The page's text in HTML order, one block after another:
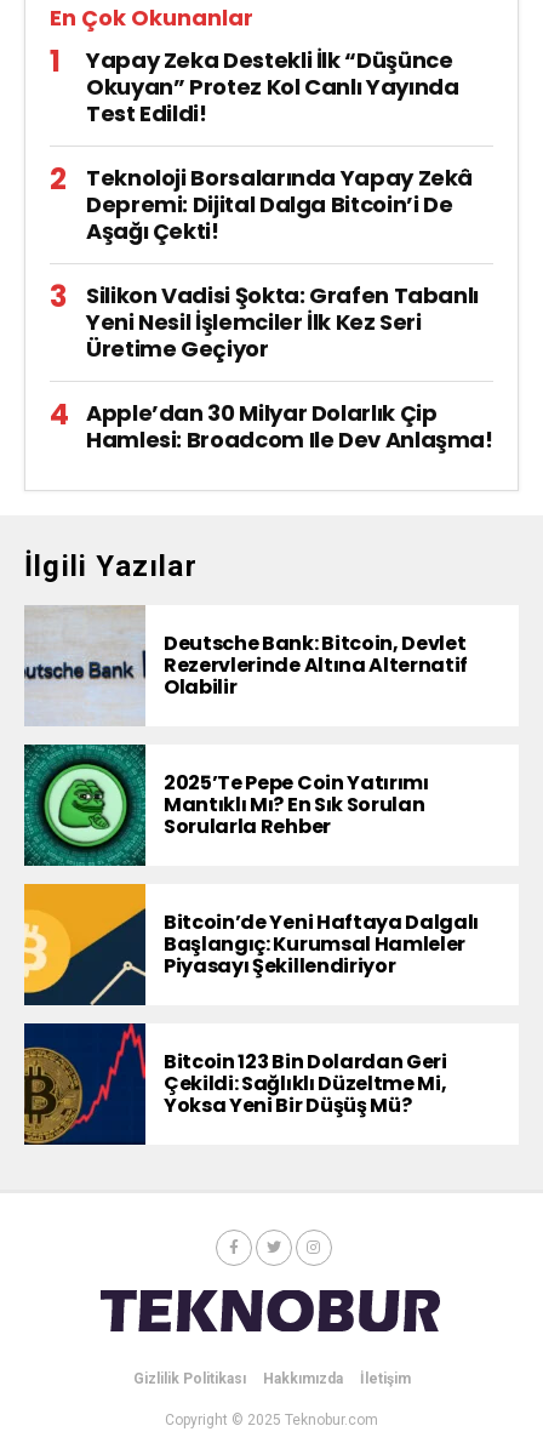
En Çok Okunanlar
Yapay Zeka Destekli İlk “Düşünce
Okuyan” Protez Kol Canlı Yayında
Test Edildi!
Teknoloji Borsalarında Yapay Zekâ
Depremi: Dijital Dalga Bitcoin’i De
Aşağı Çekti!
Silikon Vadisi Şokta: Grafen Tabanlı
Yeni Nesil İşlemciler İlk Kez Seri
Üretime Geçiyor
Apple’dan 30 Milyar Dolarlık Çip
Hamlesi: Broadcom Ile Dev Anlaşma!
İlgili Yazılar
Deutsche Bank: Bitcoin, Devlet
Rezervlerinde Altına Alternatif
Olabilir
2025’te Pepe Coin Yatırımı
Mantıklı Mı? En Sık Sorulan
Sorularla Rehber
Bitcoin’de Yeni Haftaya Dalgalı
Başlangıç: Kurumsal Hamleler
Piyasayı Şekillendiriyor
Bitcoin 123 Bin Dolardan Geri
Çekildi: Sağlıklı Düzeltme Mi,
Yoksa Yeni Bir Düşüş Mü?
Gizlilik Politikası Hakkımızda İletişim
Copyright © 2025 Teknobur.com